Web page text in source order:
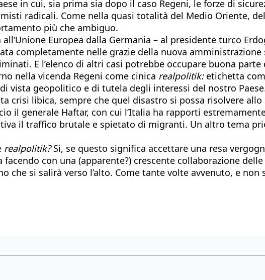
in cui, sia prima sia dopo il caso Regeni, le forze di
radicali. Come nella quasi totalità del Medio Oriente,
più che ambiguo.
Europea dalla Germania – al presidente turco
completamente nelle grazie della nuova
E l’elenco di altri casi potrebbe occupare buona
nella vicenda Regeni come cinica realpolitik:etichetta
vista geopolitico e di tutela degli interessi del nostro
crisi libica, sempre che quel disastro si possa risolvere
il generale Haftar, con cui l’Italia ha rapporti
il traffico brutale e spietato di migranti. Un altro tema
realpolitik?Sì, se questo significa accettare una resa
con una (apparente?) crescente collaborazione
si salirà verso l’alto. Come tante volte avvenuto, e non